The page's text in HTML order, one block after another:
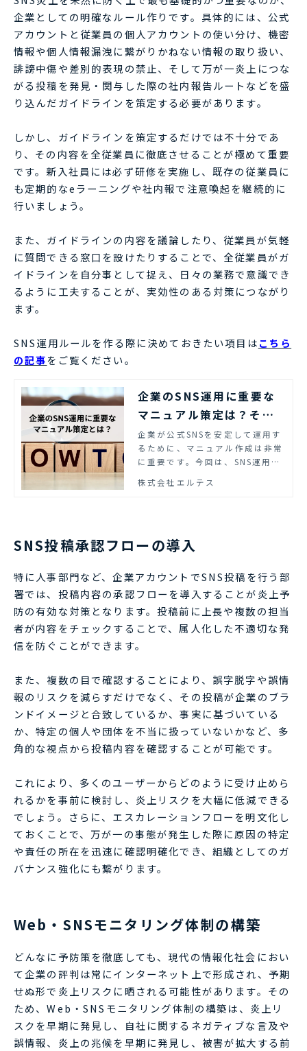
企業としての明確なルール作りです。具体的には、公式
アカウントと従業員の個人アカウントの使い分け、機密
情報や個人情報漏洩に繋がりかねない情報の取り扱い、
誹謗中傷や差別的表現の禁止、そして万が一炎上につな
がる投稿を発見・関与した際の社内報告ルートなどを盛
り込んだガイドラインを策定する必要があります。
しかし、ガイドラインを策定するだけでは不十分であ
り、その内容を全従業員に徹底させることが極めて重要
です。新入社員には必ず研修を実施し、既存の従業員に
も定期的なeラーニングや社内報で注意喚起を継続的に
行いましょう。
また、ガイドラインの内容を議論したり、従業員が気軽
に質問できる窓口を設けたりすることで、全従業員がガ
イドラインを自分事として捉え、日々の業務で意識でき
るように工夫することが、実効性のある対策につながり
ます。
SNS運用ルールを作る際に決めておきたい項目はこちら
の記事をご覧ください。
企業のSNS運用に重要な
マニュアル策定は？その
メリットや策定のポイン
トを解説！
企業が公式SNSを安定して運用す
るために、マニュアル作成は非常
に重要です。今回は、SNS運用に
や、策定のポイントを解説しま
株式会社エルテス
SNS投稿承認フローの導入
特に人事部門など、企業アカウントでSNS投稿を行う部
署では、投稿内容の承認フローを導入することが炎上予
防の有効な対策となります。投稿前に上長や複数の担当
者が内容をチェックすることで、属人化した不適切な発
信を防ぐことができます。
また、複数の目で確認することにより、誤字脱字や誤情
報のリスクを減らすだけでなく、その投稿が企業のブラ
ンドイメージと合致しているか、事実に基づいている
か、特定の個人や団体を不当に扱っていないかなど、多
角的な視点から投稿内容を確認することが可能です。
これにより、多くのユーザーからどのように受け止めら
れるかを事前に検討し、炎上リスクを大幅に低減できる
でしょう。さらに、エスカレーションフローを明文化し
ておくことで、万が一の事態が発生した際に原因の特定
や責任の所在を迅速に確認明確化でき、組織としてのガ
バナンス強化にも繋がります。
Web・SNSモニタリング体制の構築
どんなに予防策を徹底しても、現代の情報化社会におい
て企業の評判は常にインターネット上で形成され、予期
せぬ形で炎上リスクに晒される可能性があります。その
ため、Web・SNSモニタリング体制の構築は、炎上リ
スクを早期に発見し、自社に関するネガティブな言及や
誤情報、炎上の兆候を早期に発見し、被害が拡大する前